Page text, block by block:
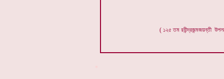
( ১২৫ তম রবীন্দ্রজন্মজয়ন্তী